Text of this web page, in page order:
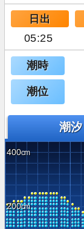
日出
05:25
潮時
潮位
潮汐
400
200